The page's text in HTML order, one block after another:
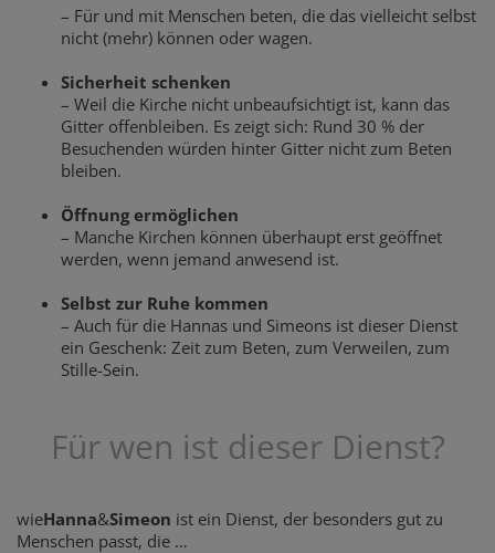
– Für und mit Menschen beten, die das vielleicht selbst
nicht (mehr) können oder wagen.
Sicherheit schenken
– Weil die Kirche nicht unbeaufsichtigt ist, kann das
Gitter offenbleiben. Es zeigt sich: Rund 30 % der
Besuchenden würden hinter Gitter nicht zum Beten
bleiben.
Öffnung ermöglichen
– Manche Kirchen können überhaupt erst geöffnet
werden, wenn jemand anwesend ist.
Selbst zur Ruhe kommen
– Auch für die Hannas und Simeons ist dieser Dienst
ein Geschenk: Zeit zum Beten, zum Verweilen, zum
Stille-Sein.
Für wen ist dieser Dienst?
wieHanna&Simeon ist ein Dienst, der besonders gut zu
Menschen passt, die …